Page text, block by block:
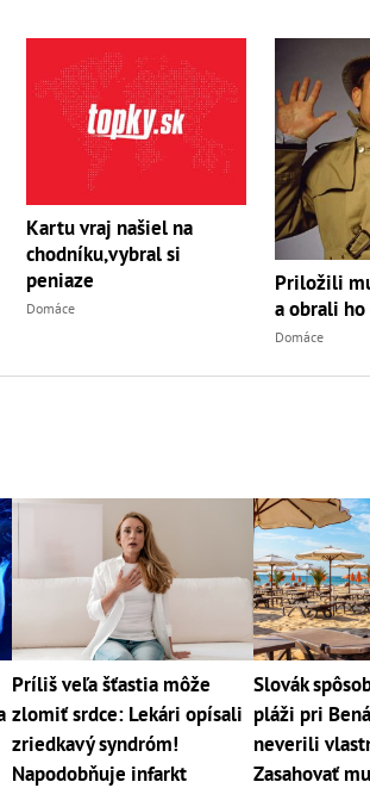
Kartu vraj našiel na
chodníku,vybral si
peniaze
Domáce
Priložili
a obrali
Domáce
Príliš veľa šťastia môže
zlomiť srdce: Lekári opísali
zriedkavý syndróm!
Napodobňuje infarkt
Slovák
pláži pri
neverili
Zasahovať